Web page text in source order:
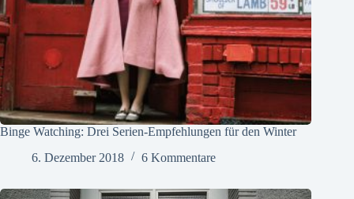
Binge Watching: Drei Serien-Empfehlungen für den Winter
6. Dezember 2018
6 Kommentare